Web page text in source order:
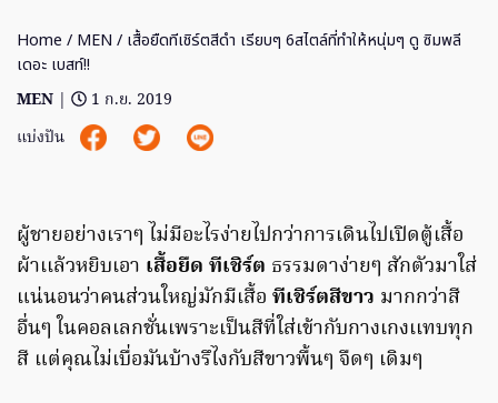
Home / MEN / เสื้อยืดทีเชิร์ตสีดำ เรียบๆ 6สไตล์ที่ทำให้หนุ่มๆ ดู ซิมพลี
เดอะ เบสท์!!
MEN |
1 ก.ย. 2019
แบ่งปัน
ผู้ชายอย่างเราๆ ไม่มีอะไรง่ายไปกว่าการเดินไปเปิดตู้เสื้อ
ผ้าเเล้วหยิบเอา เสื้อยืด ทีเชิร์ต ธรรมดาง่ายๆ สักตัวมาใส่
แน่นอนว่าคนส่วนใหญ่มักมีเสื้อ ทีเชิร์ตสีขาว มากกว่าสี
อื่นๆ ในคอลเลกชั่นเพราะเป็นสีที่ใส่เข้ากับกางเกงเเทบทุก
สี แต่คุณไม่เบื่อมันบ้างรึไงกับสีขาวพื้นๆ จืดๆ เดิมๆ